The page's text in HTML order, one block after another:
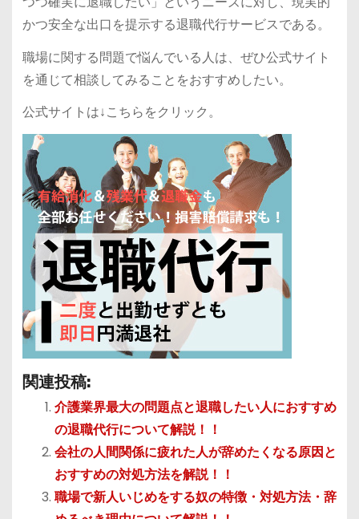
かつ安全な出口を提示する退職代行サービスである。
職場に関する問題で悩んでいる人は、ぜひ公式サイト
を通じて相談してみることをおすすめしたい。
公式サイトは↓こちらをクリック。
関連投稿:
介護業界最大の問題点と退職したい人におすすめ
の退職代行について解説！！
会社の人間関係に疲れた人が辞めたくなる原因と
おすすめの対処方法を解説！！
職場で新人いじめをする奴の特徴・対処方法・辞